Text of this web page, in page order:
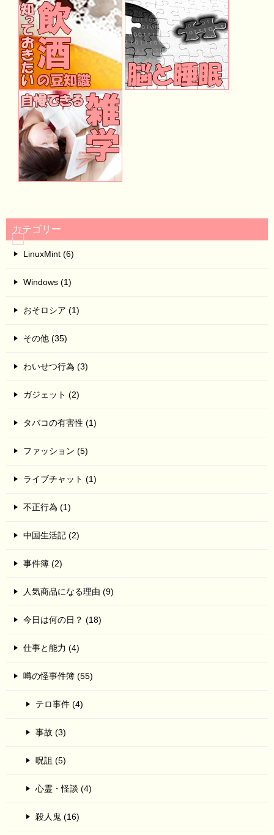
カテゴリー
LinuxMint (6)
Windows (1)
おそロシア (1)
その他 (35)
わいせつ行為 (3)
ガジェット (2)
タバコの有害性 (1)
ファッション (5)
ライブチャット (1)
不正行為 (1)
中国生活記 (2)
事件簿 (2)
人気商品になる理由 (9)
今日は何の日？ (18)
仕事と能力 (4)
噂の怪事件簿 (55)
テロ事件 (4)
事故 (3)
呪詛 (5)
心霊・怪談 (4)
殺人鬼 (16)